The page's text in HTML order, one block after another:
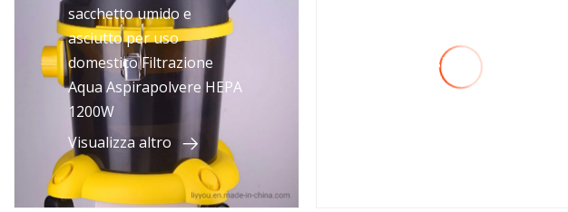
sacchetto umido e
asciutto per uso
domestico Filtrazione
Aqua Aspirapolvere HEPA
1200W
Visualizza altro
nuovo design